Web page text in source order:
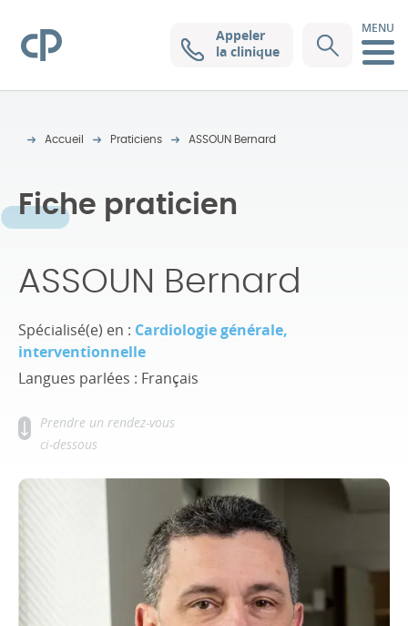
Clinique Pasteur
Appeler
la clinique
MENU
Accueil Praticiens ASSOUN Bernard
Fiche praticien
ASSOUN Bernard
Spécialisé(e) en : Cardiologie générale,
interventionnelle
Langues parlées : Français
Prendre un rendez-vous
ci-dessous